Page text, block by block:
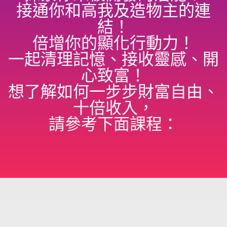
接通你和高我及造物主的連
結！
倍增你的顯化行動力！
一起清理記憶、接收靈感、開
心致富！
想了解如何一步步財富自由、
十倍收入，
請參考下面課程：